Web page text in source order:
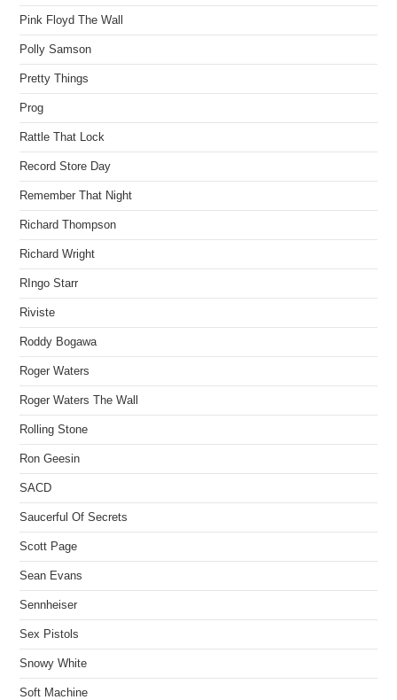
Pink Floyd The Wall
Polly Samson
Pretty Things
Prog
Rattle That Lock
Record Store Day
Remember That Night
Richard Thompson
Richard Wright
RIngo Starr
Riviste
Roddy Bogawa
Roger Waters
Roger Waters The Wall
Rolling Stone
Ron Geesin
SACD
Saucerful Of Secrets
Scott Page
Sean Evans
Sennheiser
Sex Pistols
Snowy White
Soft Machine